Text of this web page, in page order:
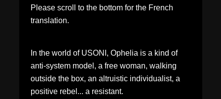
Please scroll to the bottom for the French
translation.
In the world of USONI, Ophelia is a kind of
anti-system model, a free woman, walking
outside the box, an altruistic individualist, a
positive rebel... a resistant.